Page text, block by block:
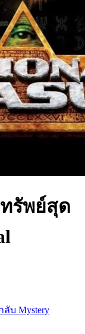
รัพย์สุด
ลับ Mystery